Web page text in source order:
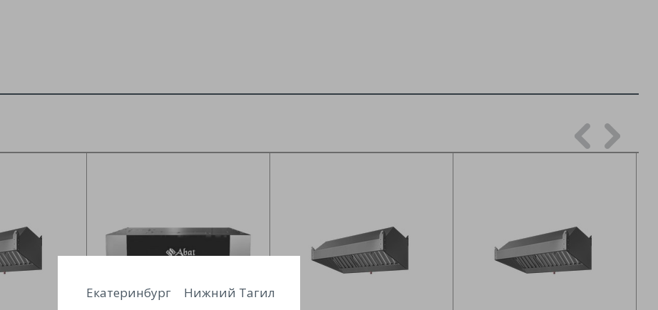
Екатеринбург
Нижний Тагил